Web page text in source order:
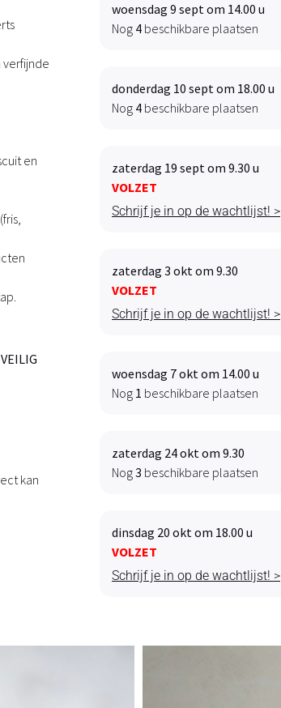
en
kan
woensdag 9 sept om 14.00 u
Nog 4 beschikbare plaatsen
donderdag 10 sept om 18.00 u
Nog 4 beschikbare plaatsen
zaterdag 19 sept om 9.30 u
VOLZET
Schrijf je in op de wachtlijst! >
zaterdag 3 okt om 9.30
VOLZET
Schrijf je in op de wachtlijst! >
woensdag 7 okt om 14.00 u
Nog 1 beschikbare plaatsen
zaterdag 24 okt om 9.30
Nog3 beschikbare plaatsen
dinsdag 20 okt om 18.00 u
VOLZET
Schrijf je in op de wachtlijst! >